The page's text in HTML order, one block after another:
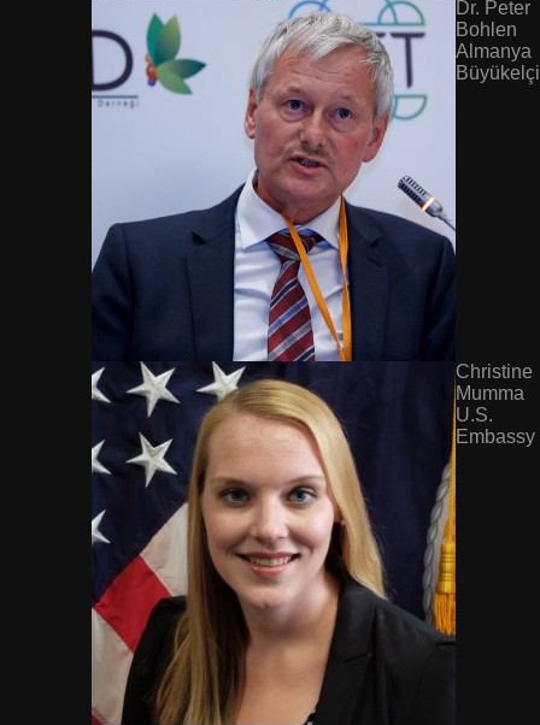
Dr. Peter
Bohlen
Almanya
Christine
Mumma
U.S.
Embassy